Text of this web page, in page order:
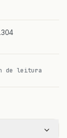
de leitura